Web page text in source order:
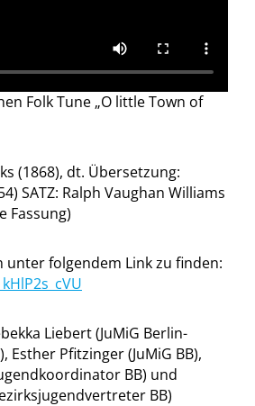
Folk Tune „O little Town of
(1868), dt. Übersetzung:
SATZ: Ralph Vaughan Williams
Fassung)
unter folgendem Link zu finden:
Liebert (JuMiG Berlin-
Esther Pfitzinger (JuMiG BB),
BB) und
BB)